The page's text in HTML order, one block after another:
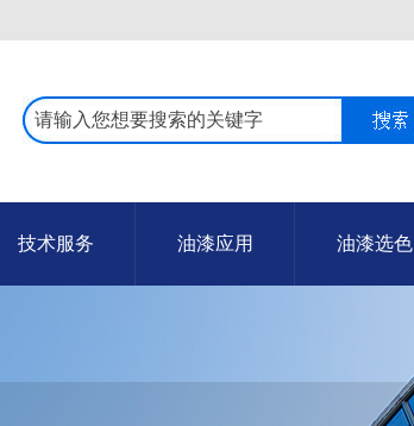
技术服务 油漆应用 油漆选色